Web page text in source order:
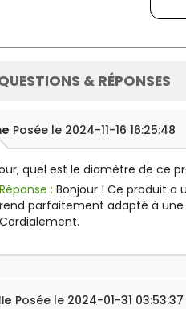
& RÉPONSES
Posée le 2024-11-16 16:25:48
quel est le diamètre de ce
Réponse : Bonjour ! Ce produit a
rend parfaitement adapté à une
Cordialement.
Posée le 2024-01-31 03:53:37